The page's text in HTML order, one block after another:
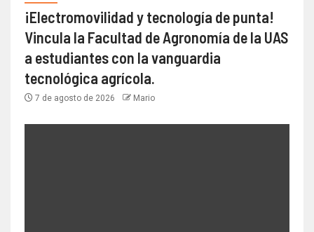
¡Electromovilidad y tecnología de punta!
Vincula la Facultad de Agronomía de la UAS
a estudiantes con la vanguardia
tecnológica agrícola.
7 de agosto de 2026 Mario